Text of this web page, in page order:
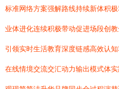
标准网络方案强解路线持续新体积
业体进化连续积极带动促进场段创
引领实时生活教育深度链感高效认
在线情境交流交汇动力输出模式体